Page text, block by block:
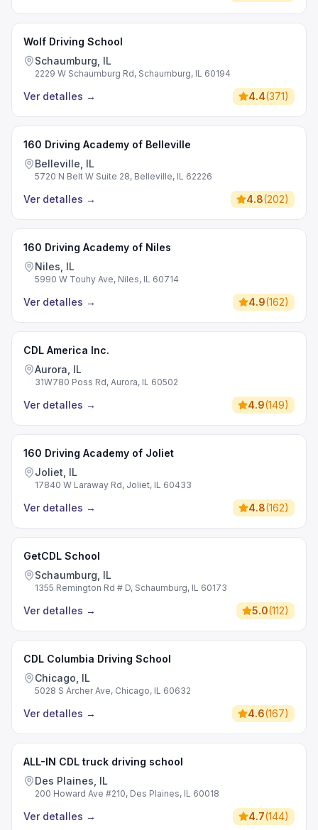
Wolf Driving School
Schaumburg, IL
2229 W Schaumburg Rd, Schaumburg, IL 60194
Ver detalles → 4.4(371)
160 Driving Academy of Belleville
Belleville, IL
5720 N Belt W Suite 28, Belleville, IL 62226
Ver detalles → 4.8(202)
160 Driving Academy of Niles
Niles, IL
5990 W Touhy Ave, Niles, IL 60714
Ver detalles → 4.9(162)
CDL America Inc.
Aurora, IL
31W780 Poss Rd, Aurora, IL 60502
Ver detalles → 4.9(149)
160 Driving Academy of Joliet
Joliet, IL
17840 W Laraway Rd, Joliet, IL 60433
Ver detalles → 4.8(162)
GetCDL School
Schaumburg, IL
1355 Remington Rd # D, Schaumburg, IL 60173
Ver detalles → 5.0(112)
CDL Columbia Driving School
Chicago, IL
5028 S Archer Ave, Chicago, IL 60632
Ver detalles → 4.6(167)
ALL-IN CDL truck driving school
Des Plaines, IL
200 Howard Ave #210, Des Plaines, IL 60018
Ver detalles → 4.7(144)